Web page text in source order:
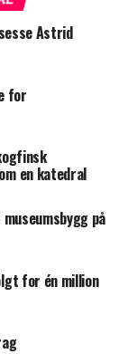
Astrid
for
en katedral
på
for én million